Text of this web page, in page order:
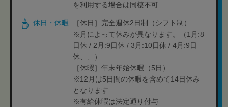
を利用する場合は同棲不可
休日・休暇
［休日］完全週休2日制（シフト制）
※月によって休みが異なります。（1月:8
日休 / 2月:9日休 / 3月:10日休 / 4月:9日
休、、）
［休暇］年末年始休暇（5日）
※12月は5日間の休暇を含めて14日休み
となります
※有給休暇は法定通り付与